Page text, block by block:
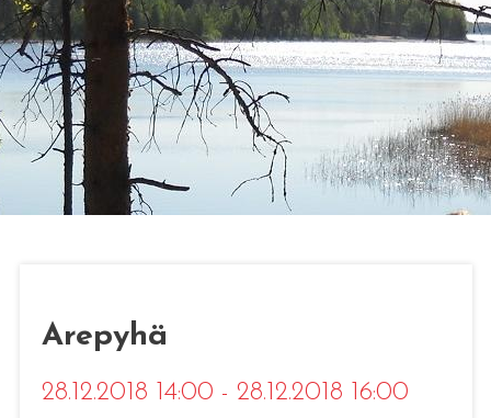
Arepyhä
28.12.2018 14:00 - 28.12.2018 16:00